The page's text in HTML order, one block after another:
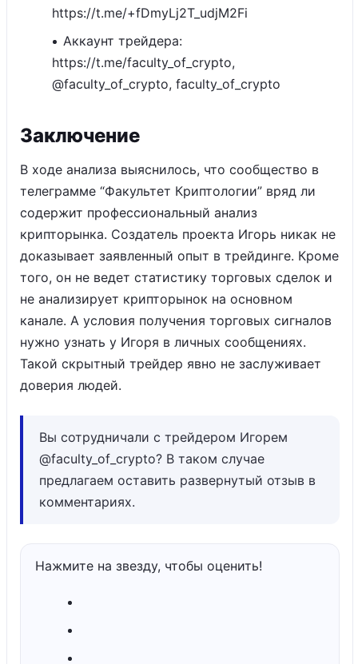
https://t.me/+fDmyLj2T_udjM2Fi
Аккаунт трейдера:
https://t.me/faculty_of_crypto,
@faculty_of_crypto, faculty_of_crypto
Заключение
В ходе анализа выяснилось, что сообщество в
телеграмме “Факультет Криптологии” вряд ли
содержит профессиональный анализ
крипторынка. Создатель проекта Игорь никак не
доказывает заявленный опыт в трейдинге. Кроме
того, он не ведет статистику торговых сделок и
не анализирует крипторынок на основном
канале. А условия получения торговых сигналов
нужно узнать у Игоря в личных сообщениях.
Такой скрытный трейдер явно не заслуживает
доверия людей.
Вы сотрудничали с трейдером Игорем
@faculty_of_crypto? В таком случае
предлагаем оставить развернутый отзыв в
комментариях.
Нажмите на звезду, чтобы оценить!